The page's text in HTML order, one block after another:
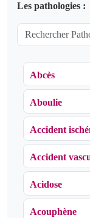
Les pathologies :
Abcès
Aboulie
Accident
Accident
Acidose
Acouphène